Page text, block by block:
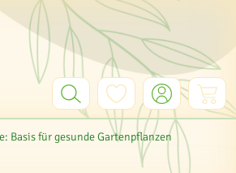
Basis für gesunde Gartenpflanzen